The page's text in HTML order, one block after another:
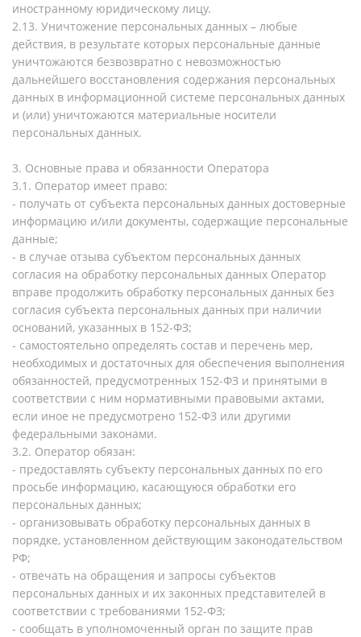
иностранному юридическому лицу.
2.13. Уничтожение персональных данных – любые
действия, в результате которых персональные данные
уничтожаются безвозвратно с невозможностью
дальнейшего восстановления содержания персональных
данных в информационной системе персональных данных
и (или) уничтожаются материальные носители
персональных данных.
3. Основные права и обязанности Оператора
3.1. Оператор имеет право:
- получать от субъекта персональных данных достоверные
информацию и/или документы, содержащие персональные
данные;
- в случае отзыва субъектом персональных данных
согласия на обработку персональных данных Оператор
вправе продолжить обработку персональных данных без
согласия субъекта персональных данных при наличии
оснований, указанных в 152-ФЗ;
- самостоятельно определять состав и перечень мер,
необходимых и достаточных для обеспечения выполнения
обязанностей, предусмотренных 152-ФЗ и принятыми в
соответствии с ним нормативными правовыми актами,
если иное не предусмотрено 152-ФЗ или другими
федеральными законами.
3.2. Оператор обязан:
- предоставлять субъекту персональных данных по его
просьбе информацию, касающуюся обработки его
персональных данных;
- организовывать обработку персональных данных в
порядке, установленном действующим законодательством
РФ;
- отвечать на обращения и запросы субъектов
персональных данных и их законных представителей в
соответствии с требованиями 152-ФЗ;
- сообщать в уполномоченный орган по защите прав